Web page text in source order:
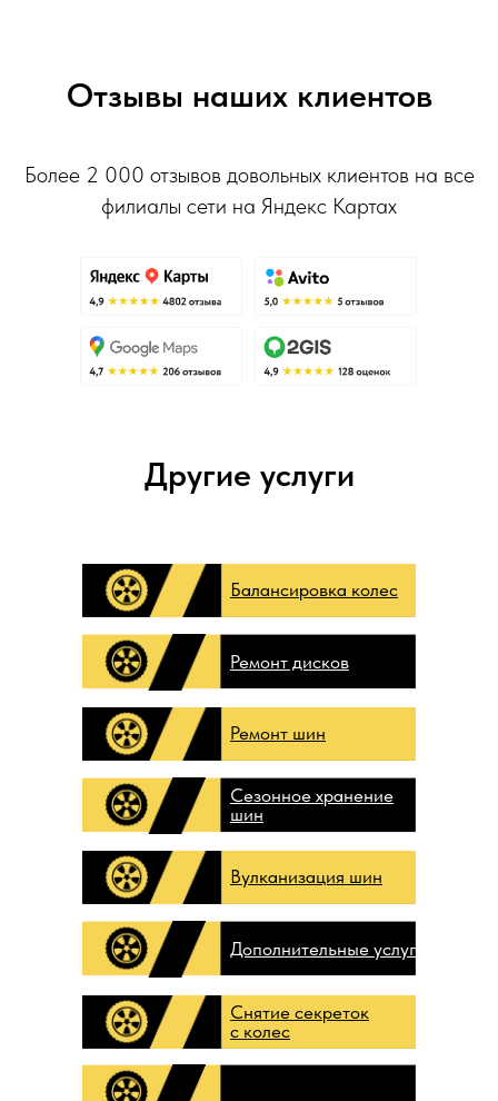
Отзывы наших клиентов
Более 2 000 отзывов довольных клиентов на все
филиалы сети на Яндекс Картах
Другие услуги
Балансировка колес
Ремонт дисков
Сезонное хранение
шин
Вулканизация шин
Снятие секреток
с колес
Дополнительные услуги
Ремонт шин